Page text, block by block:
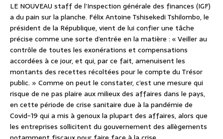
LE NOUVEAU staff de l’Inspection générale des finances (IGF)
a du pain sur la planche. Félix Antoine Tshisekedi Tshilombo, le
président de la République, vient de lui confier une tâche
précise comme une sorte d’entrée en la matière : « Veiller au
contrôle de toutes les exonérations et compensations
accordées à ce jour, et qui, par ce fait, amenuisent les
montants des recettes récoltées pour le compte du Trésor
public. » Comme on peut le constater, c’est une mesure qui
risque de ne pas plaire aux milieux des affaires dans le pays,
en cette période de crise sanitaire due à la pandémie de
Covid-19 qui a mis à genoux la plupart des affaires, alors que
les entreprises sollicitent du gouvernement des allègements